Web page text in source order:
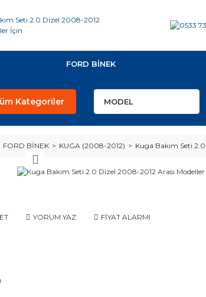
FORD BİNEK
Kategoriler
FORD BİNEK KUGA (2008-2012) Kuga Bakım Seti
YORUM YAZ FİYAT ALARMI